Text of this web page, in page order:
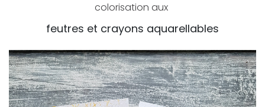
colorisation aux
feutres et crayons aquarellables